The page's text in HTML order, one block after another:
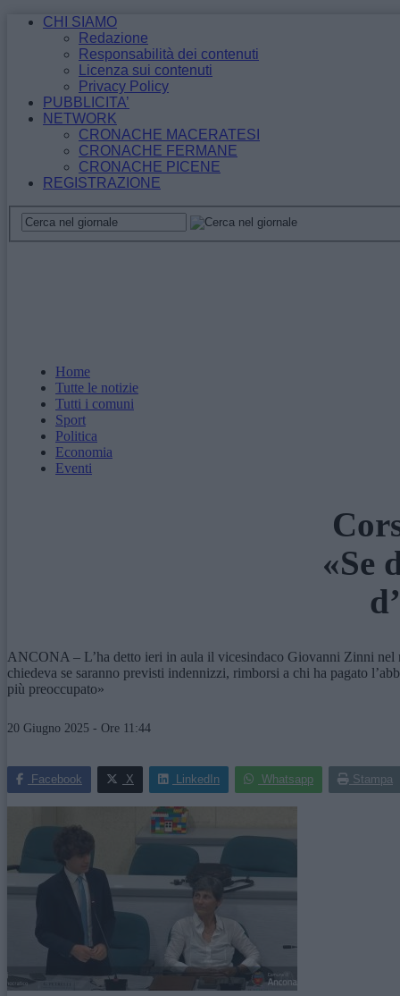
CHI SIAMO
Redazione
Responsabilità dei contenuti
Licenza sui contenuti
Privacy Policy
PUBBLICITA’
NETWORK
CRONACHE MACERATESI
CRONACHE FERMANE
CRONACHE PICENE
REGISTRAZIONE
Home
Tutte le notizie
Tutti i comuni
Sport
Politica
Economia
Eventi
«Se
ANCONA – L’ha detto ieri in aula il vicesindaco Giovanni Zinni nel
chiedeva se saranno previsti indennizzi, rimborsi a chi ha pagato
più preoccupato»
20 Giugno 2025 - Ore 11:44
Facebook X LinkedIn Whatsapp Stampa